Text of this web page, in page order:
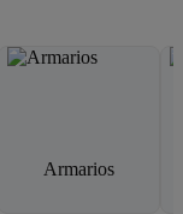
Armarios